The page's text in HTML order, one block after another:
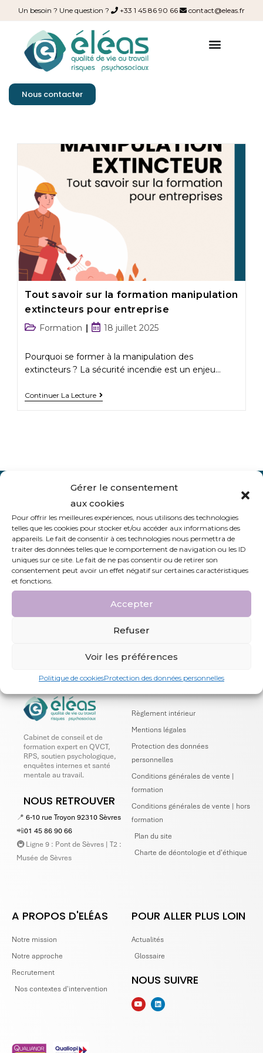
Gérer le consentement
aux cookies
Pour offrir les meilleures expériences, nous utilisons des technologies
telles que les cookies pour stocker et/ou accéder aux informations des
appareils. Le fait de consentir à ces technologies nous permettra de
traiter des données telles que le comportement de navigation ou les ID
uniques sur ce site. Le fait de ne pas consentir ou de retirer son
consentement peut avoir un effet négatif sur certaines caractéristiques
et fonctions.
Accepter
Refuser
Voir les préférences
Politique de cookiesProtection des données personnelles
Un besoin ? Une question ? +33 1 45 86 90 66 contact@eleas.fr
Nous contacter
Tout savoir sur la formation manipulation
extincteurs pour entreprise
Formation 18 juillet 2025
Pourquoi se former à la manipulation des
extincteurs ? La sécurité incendie est un enjeu…
Continuer La Lecture
Un accompagnement
spécifique
de votre entreprise et de
vos collaborateurs
Fixer un rendez-vous
Cabinet de conseil et de
formation expert en QVCT,
RPS, soutien psychologique,
enquêtes internes et santé
mentale au travail.
NOUS RETROUVER
📍 6-10 rue Troyon 92310 Sèvres
📲01 45 86 90 66
🚇 Ligne 9 : Pont de Sèvres | T2 :
Musée de Sèvres
Règlement intérieur
Mentions légales
Protection des données
personnelles
Conditions générales de vente |
formation
Conditions générales de vente | hors
formation
Plan du site
Charte de déontologie et d'éthique
A PROPOS D'ELÉAS
Notre mission
Notre approche
Recrutement
Nos contextes d'intervention
POUR ALLER PLUS LOIN
Actualités
Glossaire
NOUS SUIVRE